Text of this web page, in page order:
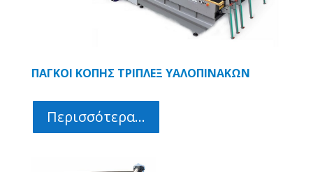
ΠΑΓΚΟΙ ΚΟΠΗΣ ΤΡΙΠΛΕΞ ΥΑΛΟΠΙΝΑΚΩΝ
Περισσότερα...